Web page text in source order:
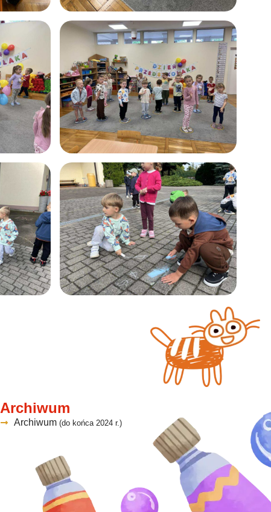
Archiwum
Archiwum (do końca 2024 r.)